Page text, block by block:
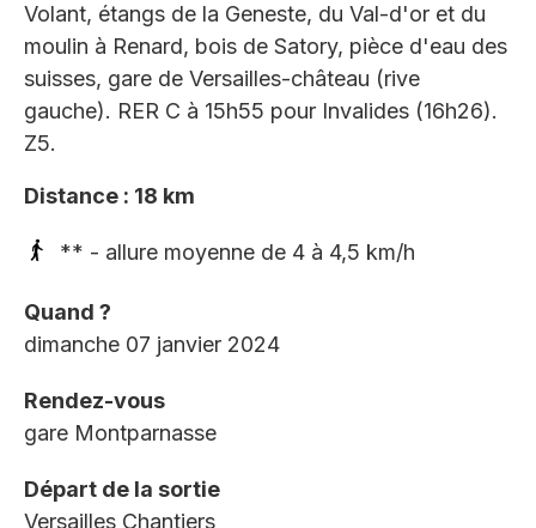
Volant, étangs de la Geneste, du Val-d'or et du
moulin à Renard, bois de Satory, pièce d'eau des
suisses, gare de Versailles-château (rive
gauche). RER C à 15h55 pour Invalides (16h26).
Z5.
Distance : 18 km
** - allure moyenne de 4 à 4,5 km/h
Quand ?
dimanche 07 janvier 2024
Rendez-vous
gare Montparnasse
Départ de la sortie
Versailles Chantiers